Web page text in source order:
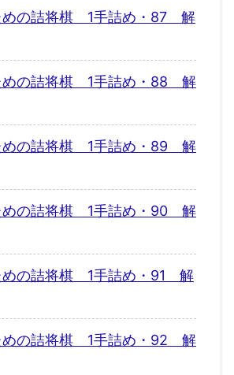
めの詰将棋 1手詰め・87 解
めの詰将棋 1手詰め・88 解
めの詰将棋 1手詰め・89 解
めの詰将棋 1手詰め・90 解
めの詰将棋 1手詰め・91 解
めの詰将棋 1手詰め・92 解